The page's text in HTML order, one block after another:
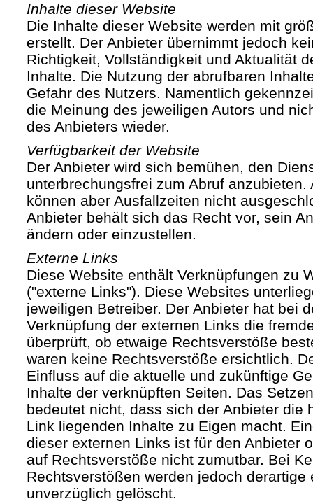
Inhalte dieser Website
Die Inhalte dieser Website werden mit
erstellt. Der Anbieter übernimmt jedoch
Richtigkeit, Vollständigkeit und Aktualität
Inhalte. Die Nutzung der abrufbaren
Gefahr des Nutzers. Namentlich
die Meinung des jeweiligen Autors und
des Anbieters wieder.
Verfügbarkeit der Website
Der Anbieter wird sich bemühen, den
unterbrechungsfrei zum Abruf anzubieten.
können aber Ausfallzeiten nicht
Anbieter behält sich das Recht vor, sein
ändern oder einzustellen.
Externe Links
Diese Website enthält Verknüpfungen zu
("externe Links"). Diese Websites
jeweiligen Betreiber. Der Anbieter hat bei
Verknüpfung der externen Links die
überprüft, ob etwaige Rechtsverstöße
waren keine Rechtsverstöße ersichtlich.
Einfluss auf die aktuelle und zukünftige
Inhalte der verknüpften Seiten. Das
bedeutet nicht, dass sich der Anbieter die
Link liegenden Inhalte zu Eigen macht.
dieser externen Links ist für den Anbieter
auf Rechtsverstöße nicht zumutbar. Bei
Rechtsverstößen werden jedoch derartige
unverzüglich gelöscht.